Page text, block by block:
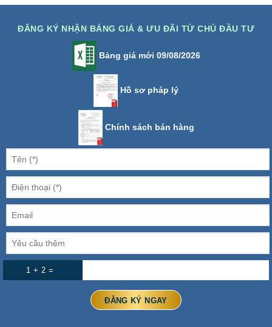
ĐĂNG KÝ NHẬN BẢNG GIÁ & ƯU ĐÃI TỪ CHỦ ĐẦU TƯ
Bảng giá mới 09/08/2026
Hồ sơ pháp lý
Chính sách bán hàng
1 + 2 =